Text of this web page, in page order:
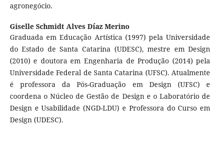
agronegócio.
Giselle Schmidt Alves Díaz Merino
Graduada em Educação Artística (1997) pela Universidade
do Estado de Santa Catarina (UDESC), mestre em Design
(2010) e doutora em Engenharia de Produção (2014) pela
Universidade Federal de Santa Catarina (UFSC). Atualmente
é professora da Pós-Graduação em Design (UFSC) e
coordena o Núcleo de Gestão de Design e o Laboratório de
Design e Usabilidade (NGD-LDU) e Professora do Curso em
Design (UDESC).